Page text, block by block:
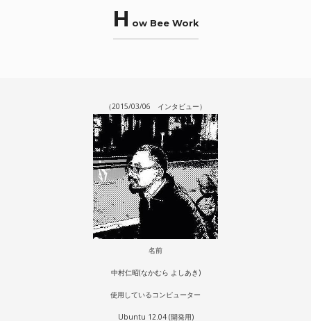
H ow Bee Work
（2015/03/06 インタビュー）
名前
中村仁昭(なかむら よしあき)
使用しているコンピューター
Ubuntu 12.04 (開発用)